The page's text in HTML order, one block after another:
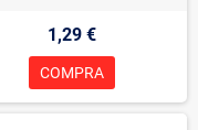
1,29 €
COMPRA